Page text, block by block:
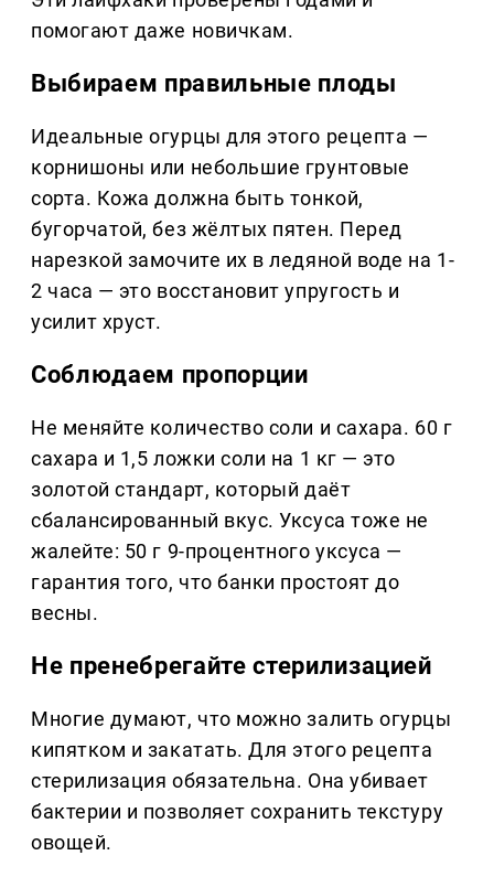
помогают даже новичкам.
Выбираем правильные плоды
Идеальные огурцы для этого рецепта —
корнишоны или небольшие грунтовые
сорта. Кожа должна быть тонкой,
бугорчатой, без жёлтых пятен. Перед
нарезкой замочите их в ледяной воде на 1-
2 часа — это восстановит упругость и
усилит хруст.
Соблюдаем пропорции
Не меняйте количество соли и сахара. 60 г
сахара и 1,5 ложки соли на 1 кг — это
золотой стандарт, который даёт
сбалансированный вкус. Уксуса тоже не
жалейте: 50 г 9-процентного уксуса —
гарантия того, что банки простоят до
весны.
Не пренебрегайте стерилизацией
Многие думают, что можно залить огурцы
кипятком и закатать. Для этого рецепта
стерилизация обязательна. Она убивает
бактерии и позволяет сохранить текстуру
овощей.